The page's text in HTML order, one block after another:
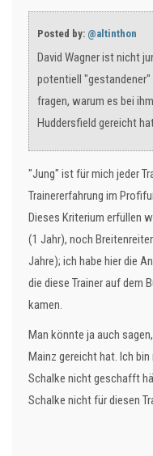
Posted by: @altinthon
David Wagner ist nicht
potentiell "gestandener"
fragen, warum es bei
Huddersfield gereicht
"Jung" ist für mich jeder
Trainererfahrung im
Dieses Kriterium erfüllen
(1 Jahr), noch
Jahre); ich habe hier die
die diese Trainer auf dem
kamen.
Man könnte ja auch
Mainz gereicht hat. Ich
Schalke nicht geschafft
Schalke nicht für diesen